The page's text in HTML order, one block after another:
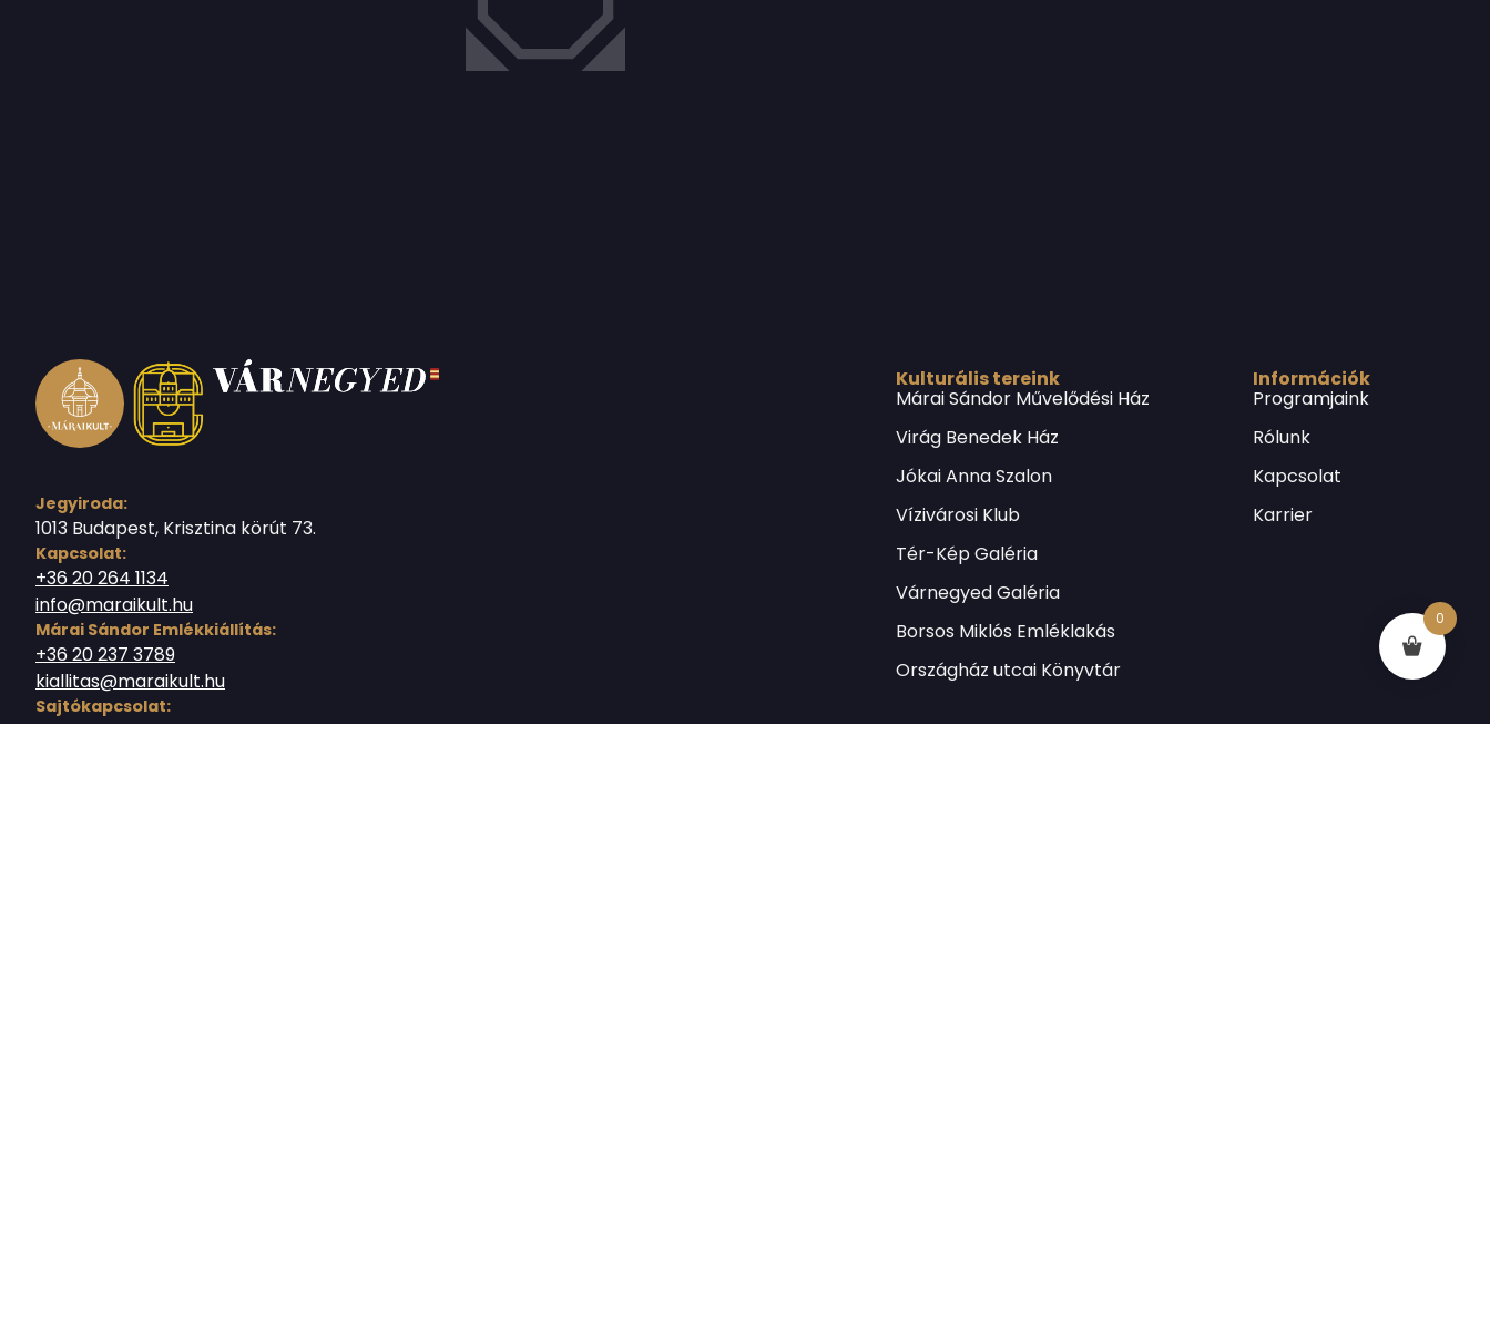
Jegyiroda:
1013 Budapest, Krisztina körút 73.
Kapcsolat:
+36 20 264 1134
info@maraikult.hu
Márai Sándor Emlékkiállítás:
+36 20 237 3789
kiallitas@maraikult.hu
Sajtókapcsolat:
sajto@maraikult.hu
Kulturális tereink
Márai Sándor Művelődési Ház
Virág Benedek Ház
Jókai Anna Szalon
Vízivárosi Klub
Tér-Kép Galéria
Várnegyed Galéria
Borsos Miklós Emléklakás
Országház utcai Könyvtár
Információk
Programjaink
Rólunk
Kapcsolat
Karrier
0